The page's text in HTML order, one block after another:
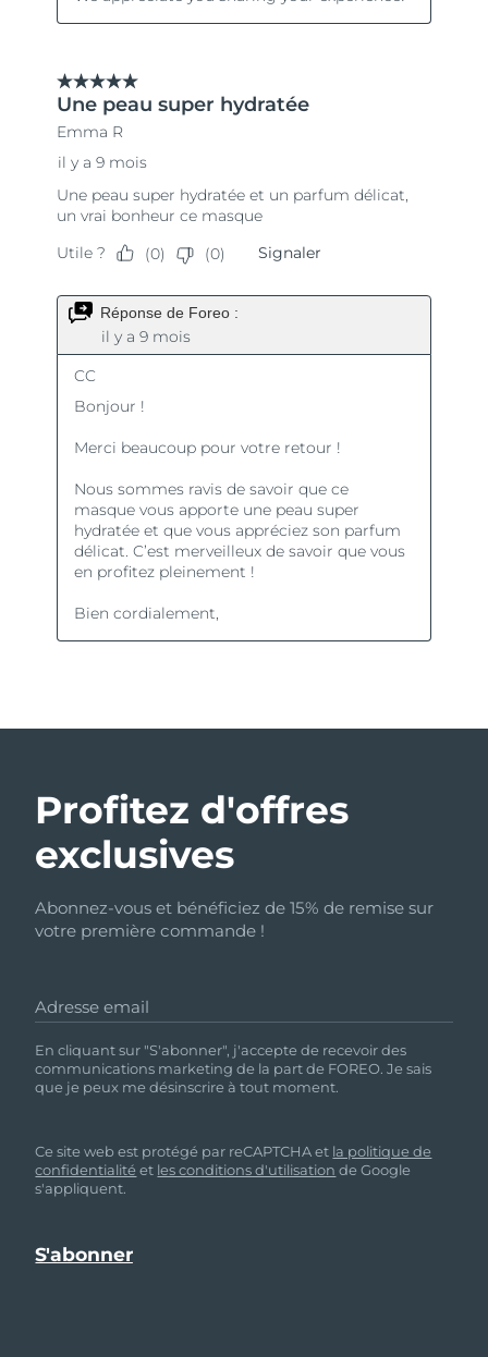
Profitez d'offres
exclusives
Abonnez-vous et bénéficiez de 15% de remise sur
votre première commande !
Adresse email
En cliquant sur "S'abonner", j'accepte de recevoir des
communications marketing de la part de FOREO. Je sais
que je peux me désinscrire à tout moment.
Ce site web est protégé par reCAPTCHA et la politique de
confidentialité et les conditions d'utilisation de Google
s'appliquent.